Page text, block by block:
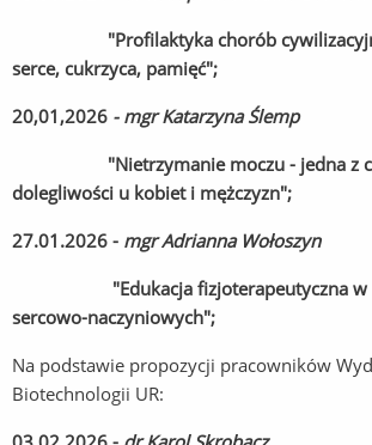
"Profilaktyka chorób
serce, cukrzyca, pamięć";
20,01,2026 - mgr Katarzyna Ślemp
"Nietrzymanie moczu - jedna z
dolegliwości u kobiet i mężczyzn";
27.01.2026 - mgr Adrianna Wołoszyn
"Edukacja fizjoterapeutyczna
sercowo-naczyniowych";
Na podstawie propozycji pracowników
Biotechnologii UR: